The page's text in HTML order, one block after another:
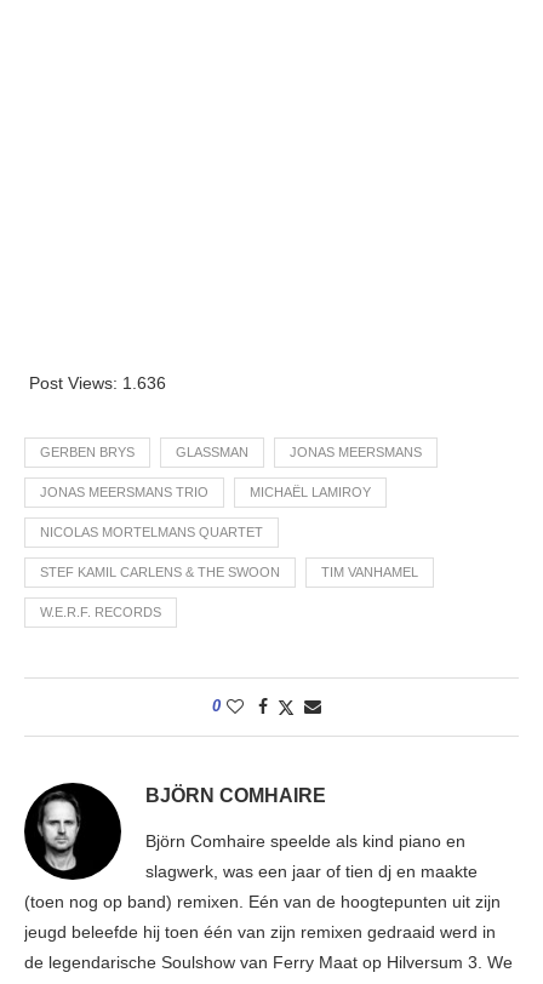
Post Views: 1.636
GERBEN BRYS GLASSMAN JONAS MEERSMANS
JONAS MEERSMANS TRIO MICHAËL LAMIROY
NICOLAS MORTELMANS QUARTET
STEF KAMIL CARLENS & THE SWOON TIM VANHAMEL
W.E.R.F. RECORDS
0
BJÖRN COMHAIRE
Björn Comhaire speelde als kind piano en
slagwerk, was een jaar of tien dj en maakte
(toen nog op band) remixen. Eén van de hoogtepunten uit zijn
jeugd beleefde hij toen één van zijn remixen gedraaid werd in
de legendarische Soulshow van Ferry Maat op Hilversum 3. We